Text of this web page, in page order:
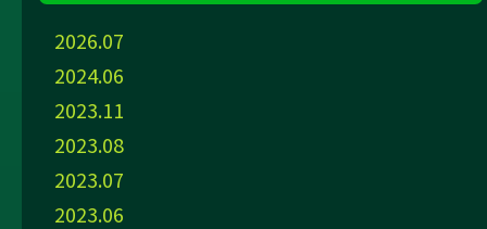
2026.07
2024.06
2023.11
2023.08
2023.07
2023.06